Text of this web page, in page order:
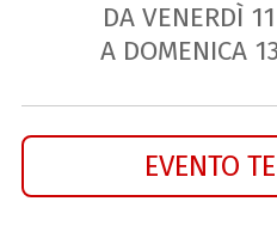
DA VENERDÌ 11
A DOMENICA
EVENTO